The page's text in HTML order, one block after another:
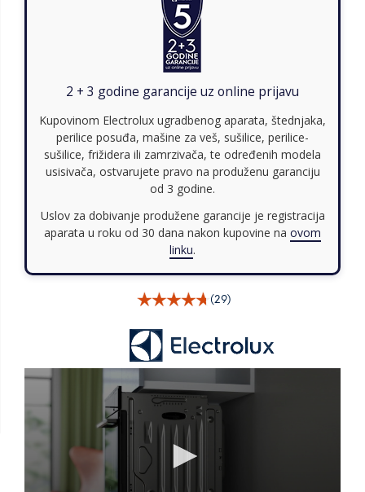
2 + 3 godine garancije uz online prijavu
Kupovinom Electrolux ugradbenog aparata, štednjaka,
perilice posuđa, mašine za veš, sušilice, perilice-
sušilice, frižidera ili zamrzivača, te određenih modela
usisivača, ostvarujete pravo na produženu garanciju
od 3 godine.
Uslov za dobivanje produžene garancije je registracija
aparata u roku od 30 dana nakon kupovine na ovom
linku.
(29)